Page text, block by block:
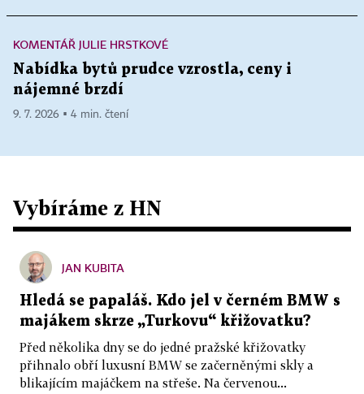
KOMENTÁŘ JULIE HRSTKOVÉ
Nabídka bytů prudce vzrostla, ceny i
nájemné brzdí
9. 7. 2026 ▪ 4 min. čtení
Vybíráme z HN
JAN KUBITA
Hledá se papaláš. Kdo jel v černém BMW s
majákem skrze „Turkovu“ křižovatku?
Před několika dny se do jedné pražské křižovatky
přihnalo obří luxusní BMW se začerněnými skly a
blikajícím majáčkem na střeše. Na červenou...